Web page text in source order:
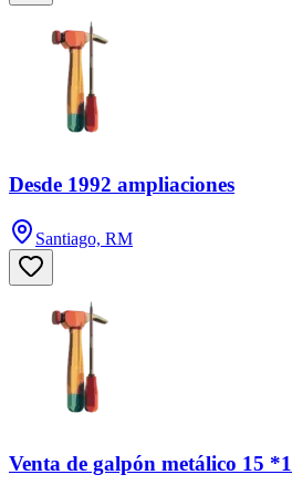
Desde 1992 ampliaciones
Santiago, RM
Venta de galpón metálico 15 *1